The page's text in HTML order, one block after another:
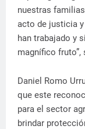
nuestras
acto de justicia
han trabajado y
magnífico fruto”,
Daniel Romo
que este
para el sector
brindar